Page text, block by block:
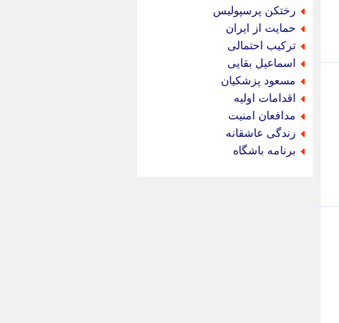
رختکن پرسپولیس
حمایت از ایران
ترکیب احتمالی
اسماعیل بقایی
مسعود پزشکیان
اقدامات اولیه
مدافعان امنیت
زندگی عاشقانه
برنامه باشگاه